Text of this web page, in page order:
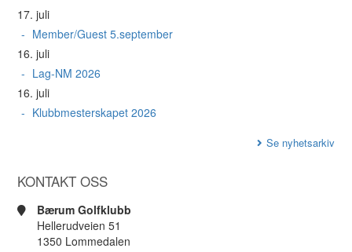
17. juli
Member/Guest 5.september
16. juli
Lag-NM 2026
16. juli
Klubbmesterskapet 2026
Se nyhetsarkiv
KONTAKT OSS
Bærum Golfklubb
Hellerudveien 51
1350 Lommedalen